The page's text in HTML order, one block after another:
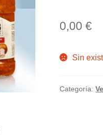
0,00€
Sin
Categoría: